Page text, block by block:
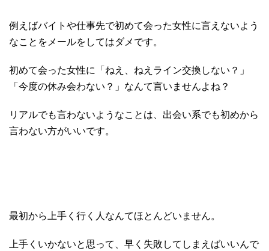
例えばバイトや仕事先で初めて会った女性に言えないよう
なことをメールをしてはダメです。
初めて会った女性に「ねえ、ねえライン交換しない？」
「今度の休み会わない？」なんて言いませんよね？
リアルでも言わないようなことは、出会い系でも初めから
言わない方がいいです。
最初から上手く行く人なんてほとんどいません。
上手くいかないと思って、早く失敗してしまえばいいんで